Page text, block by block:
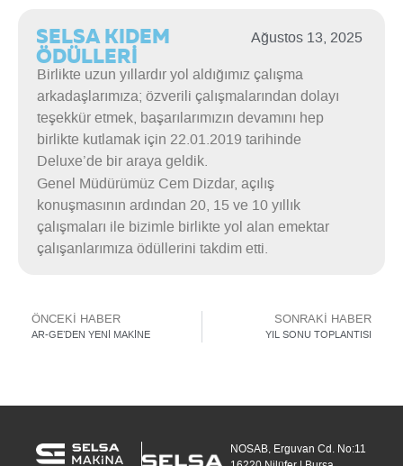
SELSA KIDEM
ÖDÜLLERİ
Ağustos 13, 2025
Birlikte uzun yıllardır yol aldığımız çalışma
arkadaşlarımıza; özverili çalışmalarından dolayı
teşekkür etmek, başarılarımızın devamını hep
birlikte kutlamak için 22.01.2019 tarihinde
Deluxe’de bir araya geldik.
Genel Müdürümüz Cem Dizdar, açılış
konuşmasının ardından 20, 15 ve 10 yıllık
çalışmaları ile bizimle birlikte yol alan emektar
çalışanlarımıza ödüllerini takdim etti.
ÖNCEKI HABER
AR-GE’DEN YENİ MAKİNE
SONRAKI HABER
YIL SONU TOPLANTISI
NOSAB, Erguvan Cd. No:11